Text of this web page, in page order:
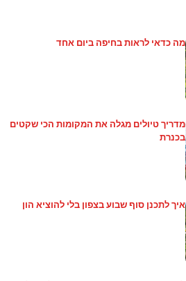
מה כדאי לראות בחיפה ביום אחד
מדריך טיולים מגלה את המקומות הכי שקטים
בכנרת
איך לתכנן סוף שבוע בצפון בלי להוציא הון